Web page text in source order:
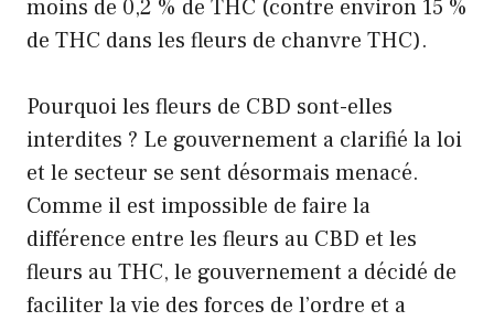
moins de 0,2 % de THC (contre environ 15 %
de THC dans les fleurs de chanvre THC).
Pourquoi les fleurs de CBD sont-elles
interdites ? Le gouvernement a clarifié la loi
et le secteur se sent désormais menacé.
Comme il est impossible de faire la
différence entre les fleurs au CBD et les
fleurs au THC, le gouvernement a décidé de
faciliter la vie des forces de l’ordre et a